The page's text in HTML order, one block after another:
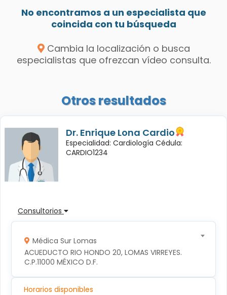
No encontramos a un especialista que
coincida con tu búsqueda
Cambia la localización o busca
especialistas que ofrezcan vídeo consulta.
Otros resultados
Dr. Enrique Lona Cardio
Especialidad: Cardiología Cédula:
CARDIO1234
Consultorios
Médica Sur Lomas
ACUEDUCTO RIO HONDO 20, LOMAS VIRREYES.
C.P.11000 MÉXICO D.F.
Horarios disponibles